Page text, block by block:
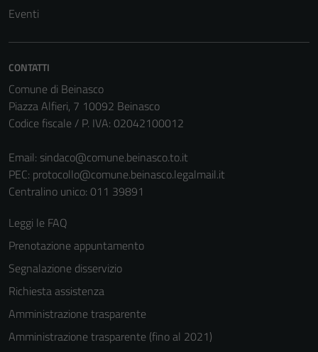
Eventi
CONTATTI
Comune di Beinasco
Piazza Alfieri, 7 10092 Beinasco
Codice fiscale / P. IVA: 02042100012
Email: sindaco@comune.beinasco.to.it
PEC: protocollo@comune.beinasco.legalmail.it
Centralino unico: 011 39891
Leggi le FAQ
Prenotazione appuntamento
Segnalazione disservizio
Richiesta assistenza
Amministrazione trasparente
Amministrazione trasparente (fino al 2021)
Questi cookie
possono
disabilitati.
Questi cookie